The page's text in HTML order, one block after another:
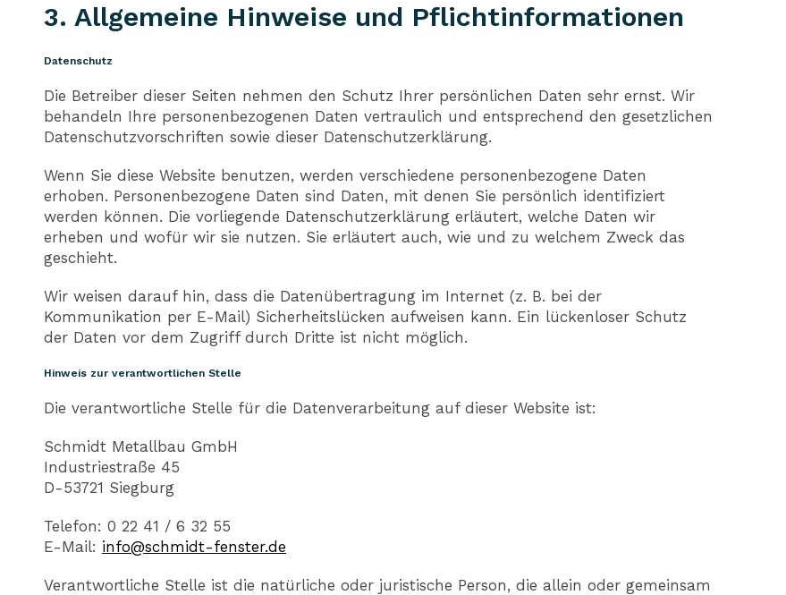
3. Allgemeine Hinweise und Pflicht­informationen
Datenschutz
Die Betreiber dieser Seiten nehmen den Schutz Ihrer persönlichen Daten sehr ernst. Wir
behandeln Ihre personenbezogenen Daten vertraulich und entsprechend den gesetzlichen
Datenschutzvorschriften sowie dieser Datenschutzerklärung.
Wenn Sie diese Website benutzen, werden verschiedene personenbezogene Daten
erhoben. Personenbezogene Daten sind Daten, mit denen Sie persönlich identifiziert
werden können. Die vorliegende Datenschutzerklärung erläutert, welche Daten wir
erheben und wofür wir sie nutzen. Sie erläutert auch, wie und zu welchem Zweck das
geschieht.
Wir weisen darauf hin, dass die Datenübertragung im Internet (z. B. bei der
Kommunikation per E-Mail) Sicherheitslücken aufweisen kann. Ein lückenloser Schutz
der Daten vor dem Zugriff durch Dritte ist nicht möglich.
Hinweis zur verantwortlichen Stelle
Die verantwortliche Stelle für die Datenverarbeitung auf dieser Website ist:
Schmidt Metallbau GmbH
Industriestraße 45
D-53721 Siegburg
Telefon: 0 22 41 / 6 32 55
E-Mail: info@schmidt-fenster.de
Verantwortliche Stelle ist die natürliche oder juristische Person, die allein oder gemeinsam